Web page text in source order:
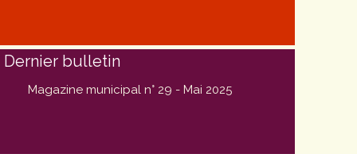
Dernier bulletin
Magazine municipal n° 29 - Mai 2025